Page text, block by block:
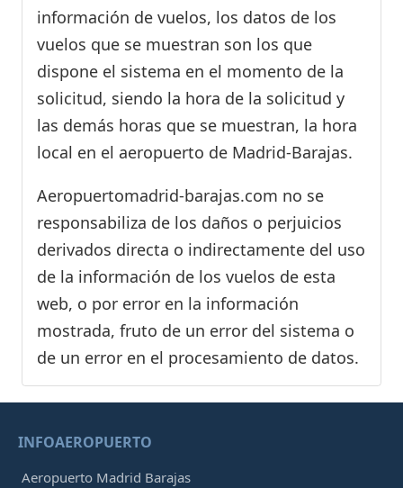
información de vuelos, los datos de los
vuelos que se muestran son los que
dispone el sistema en el momento de la
solicitud, siendo la hora de la solicitud y
las demás horas que se muestran, la hora
local en el aeropuerto de Madrid-Barajas.
Aeropuertomadrid-barajas.com no se
responsabiliza de los daños o perjuicios
derivados directa o indirectamente del uso
de la información de los vuelos de esta
web, o por error en la información
mostrada, fruto de un error del sistema o
de un error en el procesamiento de datos.
INFOAEROPUERTO
Aeropuerto Madrid Barajas